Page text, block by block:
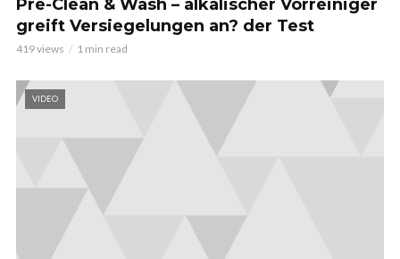
Pre-Clean & Wash – alkalischer Vorreiniger
greift Versiegelungen an? der Test
419 views 1 min read
VIDEO